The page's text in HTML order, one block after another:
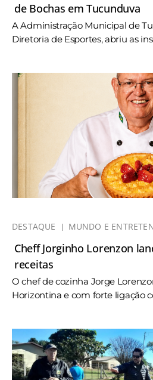
de Bochas em Tucunduva
A Administração Municipal de
Diretoria de Esportes, abriu as
DESTAQUE MUNDO E
Cheff Jorginho Lorenzon
receitas
O chef de cozinha Jorge
Horizontina e com forte ligação